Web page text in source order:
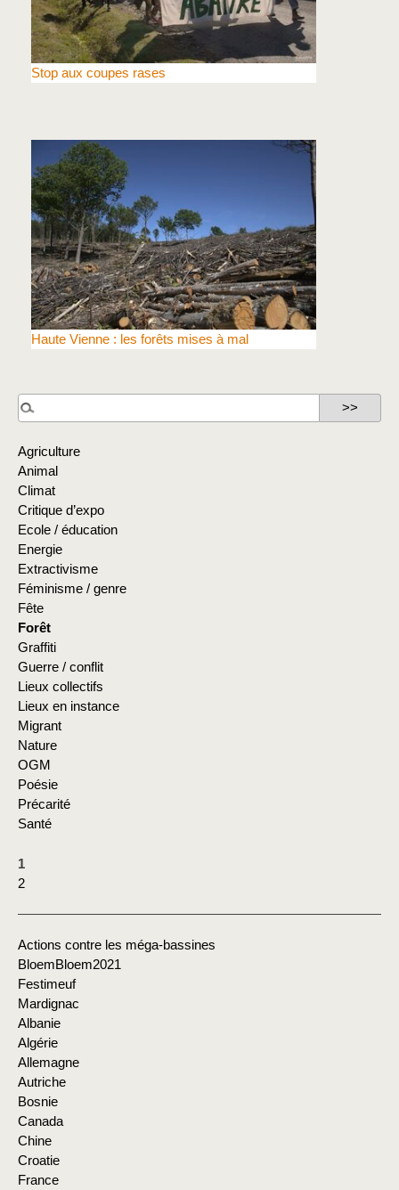
Stop aux coupes rases
Haute Vienne : les forêts mises à mal
Agriculture
Animal
Climat
Critique d’expo
Ecole / éducation
Energie
Extractivisme
Féminisme / genre
Fête
Forêt
Graffiti
Guerre / conflit
Lieux collectifs
Lieux en instance
Migrant
Nature
OGM
Poésie
Précarité
Santé
1
2
Actions contre les méga-bassines
BloemBloem2021
Festimeuf
Mardignac
Albanie
Algérie
Allemagne
Autriche
Bosnie
Canada
Chine
Croatie
France